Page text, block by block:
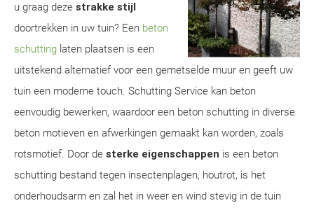
u graag deze strakke stijl
doortrekken in uw tuin? Een beton
schutting laten plaatsen is een
uitstekend alternatief voor een gemetselde muur en geeft uw
tuin een moderne touch. Schutting Service kan beton
eenvoudig bewerken, waardoor een beton schutting in diverse
beton motieven en afwerkingen gemaakt kan worden, zoals
rotsmotief. Door de sterke eigenschappen is een beton
schutting bestand tegen insectenplagen, houtrot, is het
onderhoudsarm en zal het in weer en wind stevig in de tuin